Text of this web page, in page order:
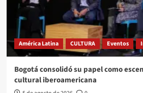
América Latina CULTURA Eventos
Bogotá consolidó su papel como
cultural iberoamericana